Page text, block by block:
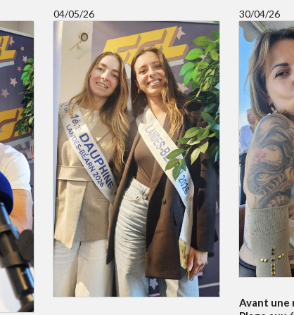
04/05/26 30/04/26
Avant une